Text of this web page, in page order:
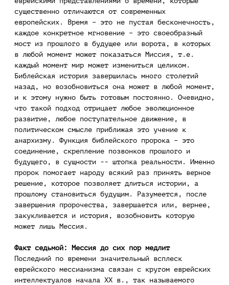
существенно отличаются от современных
европейских. Время – это не пустая бесконечность,
каждое конкретное мгновение – это своеобразный
мост из прошлого в будущее или ворота, в которых
в любой момент может показаться Миссия, т.е.
каждый момент мир может измениться целиком.
Библейская история завершилась много столетий
назад, но возобновиться она может в любой момент,
и к этому нужно быть готовым постоянно. Очевидно,
что такой подход отрицает любое эволюционное
развитие, любое поступательное движение, в
политическом смысле приближая это учение к
анархизму. Функция библейского пророка – это
соединение, скрепление позвонков прошлого и
будущего, в сущности -- штопка реальности. Именно
пророк помогает народу всякий раз принять верное
решение, которое позволяет длиться истории, а
прошлому становиться будущим. Разумеется, после
завершения пророчества, завершается или, вернее,
закукливается и история, возобновить которую
может лишь Мессия.
Факт седьмой: Мессия до сих пор медлит
Последний по времени значительный всплеск
еврейского мессианизма связан с кругом еврейских
интеллектуалов начала XX в., так называемого